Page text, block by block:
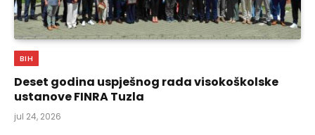
BIH
Deset godina uspješnog rada visokoškolske
ustanove FINRA Tuzla
jul 24, 2026